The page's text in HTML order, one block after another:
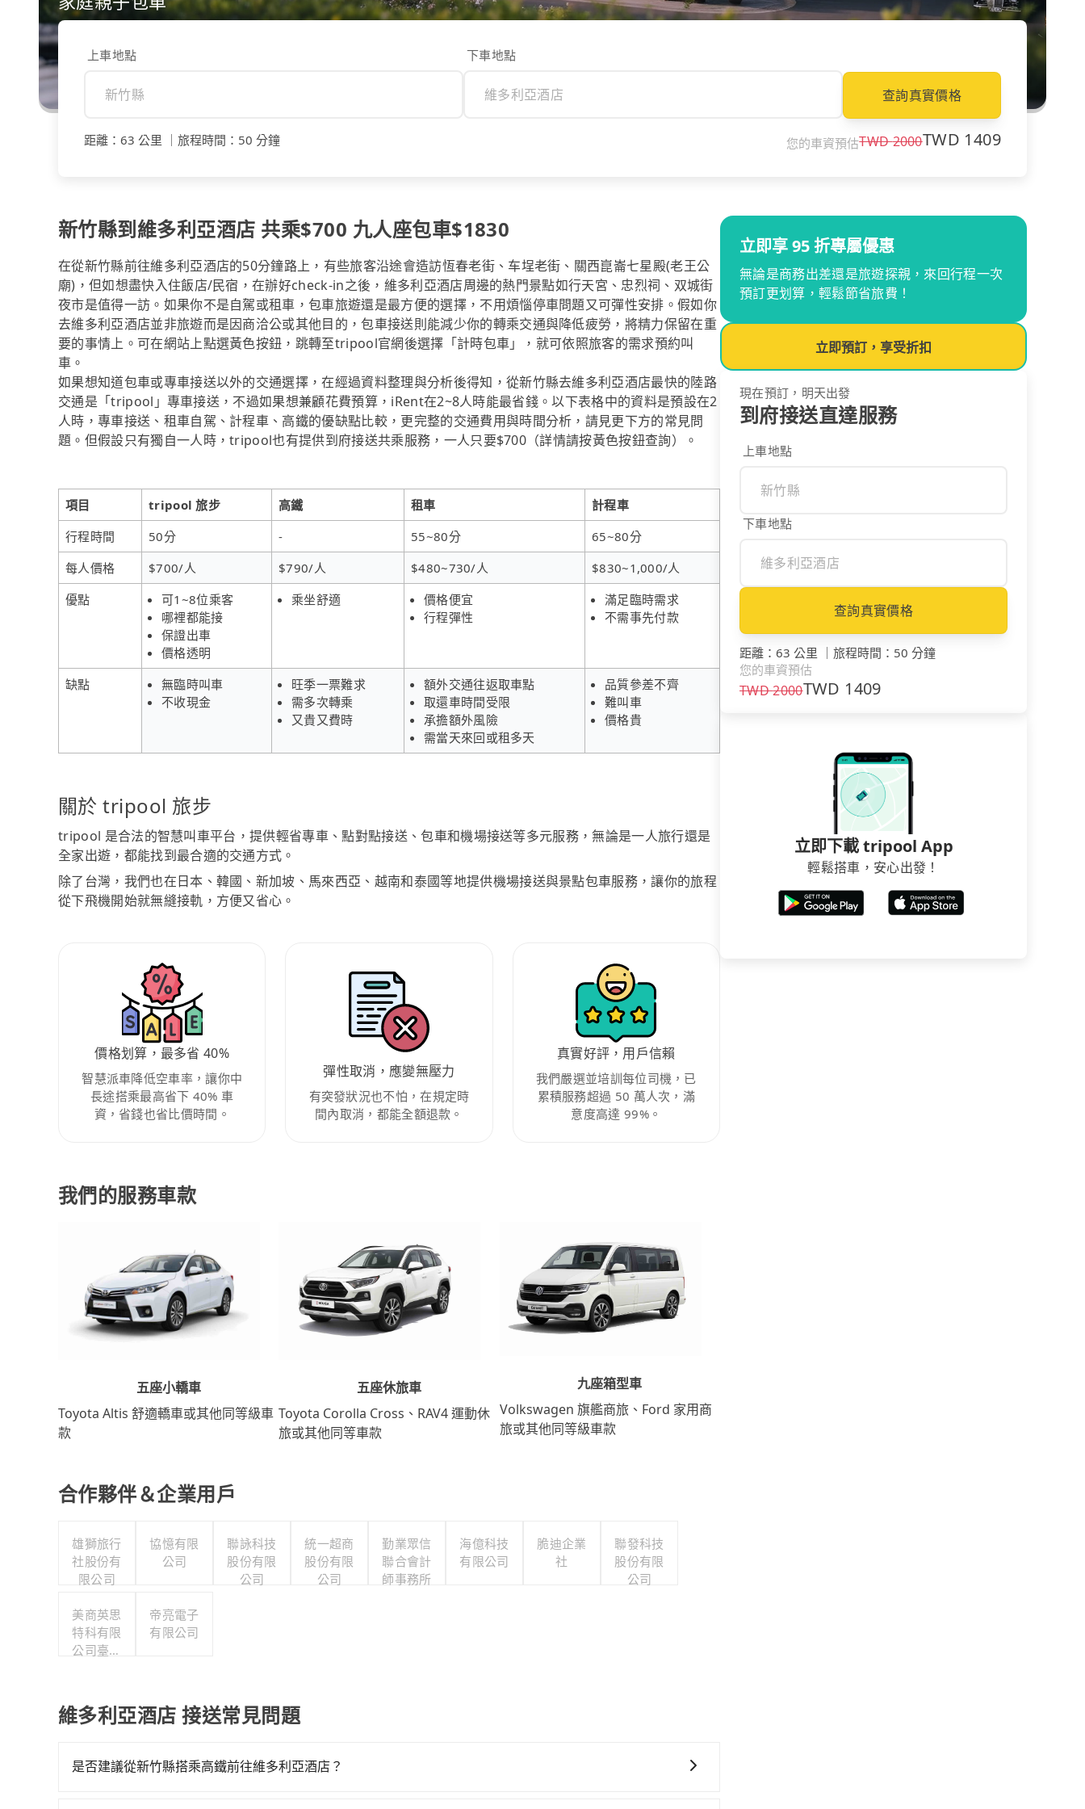
上車地點 下車地點
查詢真實價格
距離 ： 63 公里 旅程時間 ： 50 分鐘 您的車資預估TWD2000TWD 1409
新竹縣到維多利亞酒店 共乘$700 九人座包車$1830
在從新竹縣前往維多利亞酒店的50分鐘路上，有些旅客沿途會造訪恆春老街、车埕老街、關西崑崙七星殿(老王公
廟)，但如想盡快入住飯店/民宿，在辦好check-in之後，維多利亞酒店周邊的熱門景點如行天宮、忠烈祠、双城街
夜市是值得一訪。如果你不是自駕或租車，包車旅遊還是最方便的選擇，不用煩惱停車問題又可彈性安排。假如你
去維多利亞酒店並非旅遊而是因商洽公或其他目的，包車接送則能減少你的轉乘交通與降低疲勞，將精力保留在重
要的事情上。可在網站上點選黃色按鈕，跳轉至tripool官網後選擇「計時包車」，就可依照旅客的需求預約叫
車。
如果想知道包車或專車接送以外的交通選擇，在經過資料整理與分析後得知，從新竹縣去維多利亞酒店最快的陸路
交通是「tripool」專車接送，不過如果想兼顧花費預算，iRent在2~8人時能最省錢。以下表格中的資料是預設在2
人時，專車接送、租車自駕、計程車、高鐵的優缺點比較，更完整的交通費用與時間分析，請見更下方的常見問
題。但假設只有獨自一人時，tripool也有提供到府接送共乘服務，一人只要$700（詳情請按黃色按鈕查詢）。
項目 tripool 旅步 高鐵 租車
計程車
行程時間
50分 - 55~80分
65~80分
每人價格
$700/人 $790/人 $480~730/人
$830~1,000/人
優點
可1~8位乘客
哪裡都能接
保證出車
價格透明
乘坐舒適
價格便宜
行程彈性
滿足臨時需求
不需事先付款
缺點
無臨時叫車
不收現金
旺季一票難求
需多次轉乘
又貴又費時
額外交通往返取車點
取還車時間受限
承擔額外風險
需當天來回或租多天
品質參差不齊
難叫車
價格貴
關於 tripool 旅步
tripool 是合法的智慧叫車平台，提供輕省專車、點對點接送、包車和機場接送等多元服務，無論是一人旅行還是
全家出遊，都能找到最合適的交通方式。
除了台灣，我們也在日本、韓國、新加坡、馬來西亞、越南和泰國等地提供機場接送與景點包車服務，讓你的旅程
從下飛機開始就無縫接軌，方便又省心。
價格划算，最多省 40%
智慧派車降低空車率，讓你中
長途搭乘最高省下 40% 車
資，省錢也省比價時間。
彈性取消，應變無壓力
有突發狀況也不怕，在規定時
間內取消，都能全額退款。
真實好評，用戶信賴
我們嚴選並培訓每位司機，已
累積服務超過 50 萬人次，滿
意度高達 99%。
我們的服務車款
五座小轎車
Toyota Altis 舒適轎車或其他同等級車
款
五座休旅車
Toyota Corolla Cross、RAV4 運動休
旅或其他同等車款
九座箱型車
Volkswagen 旗艦商旅、Ford 家用商
旅或其他同等級車款
合作夥伴＆企業用戶
雄獅旅行
社股份有
限公司
協憶有限
公司
聯詠科技
股份有限
公司
統一超商
股份有限
公司
勤業眾信
聯合會計
師事務所
海億科技
有限公司
脆迪企業
社
聯發科技
股份有限
公司
美商英思
特科有限
公司臺灣
帝亮電子
有限公司
維多利亞酒店 接送常見問題
是否建議從新竹縣搭乘高鐵前往維多利亞酒店？
立即享 95 折專屬優惠
無論是商務出差還是旅遊探親，來回行程一次
預訂更划算，輕鬆節省旅費！
立即預訂，享受折扣
現在預訂，明天出發
到府接送直達服務
上車地點
下車地點
查詢真實價格
距離 ： 63 公里 ｜ 旅程時間 ： 50 分鐘
您的車資預估
TWD2000TWD 1409
立即下載 tripool App
輕鬆搭車，安心出發！